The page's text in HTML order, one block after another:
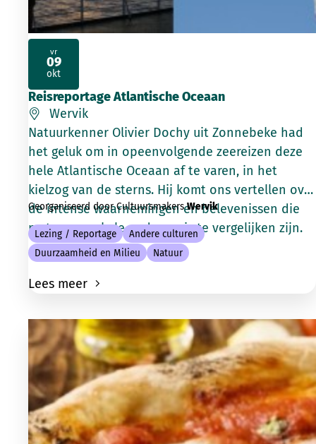
Reisreportage Atlantische Oceaan
Wervik
Natuurkenner Olivier Dochy uit Zonnebeke had
het geluk om in opeenvolgende zeereizen deze
hele Atlantische Oceaan af te varen, in het
kielzog van de sterns. Hij komt ons vertellen over
de intense waarnemingen en belevenissen die
met geen enkele andere reis te vergelijken zijn.
Georganiseerd door CultuursmakersWervik
Lezing / Reportage
Andere culturen
Duurzaamheid en Milieu
Natuur
Lees meer
vr
09
okt
2026